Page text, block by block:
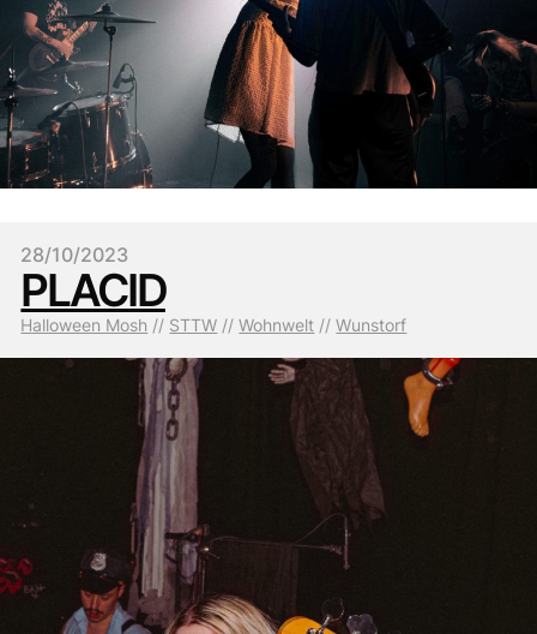
28/10/2023
PLACID
Halloween Mosh STTW // Wohnwelt // Wunstorf